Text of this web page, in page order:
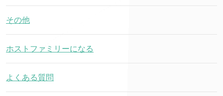
その他
ホストファミリーになる
よくある質問